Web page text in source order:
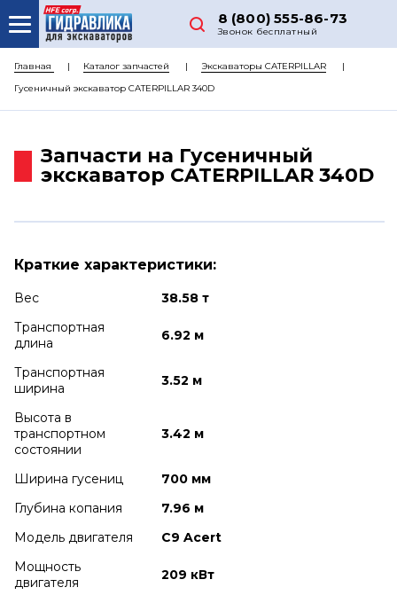
8 (800) 555-86-73
Звонок бесплатный
О НАС
КАТАЛОГ ЗАПЧАСТЕЙ
ДОСТАВКА
Главная Каталог запчастей
Экскаваторы CATERPILLAR
Гусеничный экскаватор CATERPILLAR 340D
Запчасти на Гусеничный
экскаватор CATERPILLAR 340D
Краткие характеристики:
Вес
38.58 т
Транспортная
длина
6.92 м
Транспортная
ширина
3.52 м
Высота в
транспортном
cостоянии
3.42 м
Ширина гусениц
700 мм
Глубина копания
7.96 м
Модель двигателя
C9 Acert
Мощность
двигателя
209 кВт